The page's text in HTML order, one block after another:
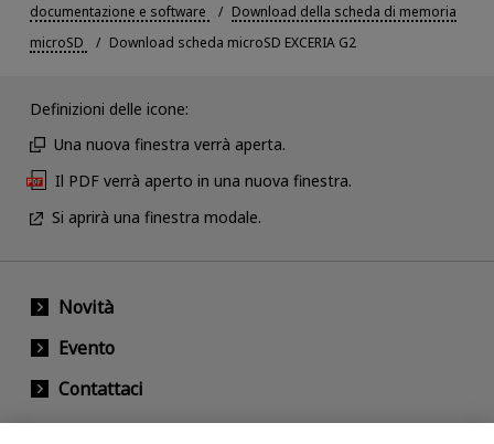
documentazione e software
Download della scheda di memoria
microSD
Download scheda microSD EXCERIA G2
Definizioni delle icone:
Una nuova finestra verrà aperta.
Il PDF verrà aperto in una nuova finestra.
Si aprirà una finestra modale.
Novità
Evento
Contattaci